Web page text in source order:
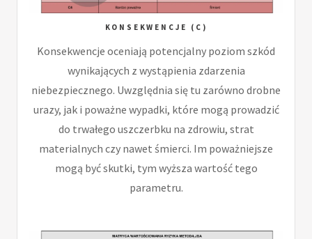
KONSEKWENCJE (C)
Konsekwencje oceniają potencjalny poziom szkód
wynikających z wystąpienia zdarzenia
niebezpiecznego. Uwzględnia się tu zarówno drobne
urazy, jak i poważne wypadki, które mogą prowadzić
do trwałego uszczerbku na zdrowiu, strat
materialnych czy nawet śmierci. Im poważniejsze
mogą być skutki, tym wyższa wartość tego
parametru.